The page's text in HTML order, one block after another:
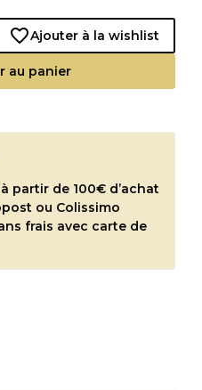
au panier
Ajouter à la wishlist
à partir de 100€ d’achat
ou Colissimo
frais avec carte de